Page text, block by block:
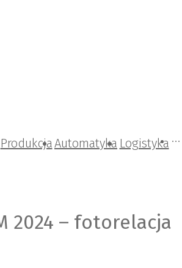
ProdukcjaAutomatyka Logistyka
i konstrukcje
IT
2024 – fotorelacja